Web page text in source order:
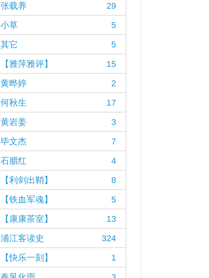
张载养
29
小草
5
其它
5
【雅萍雅评】
15
黄晔婷
2
何秋生
17
黄岩姜
3
毕文杰
7
石腊红
4
【利剑出鞘】
8
【铁血军魂】
5
【康康茶室】
13
浦江客读史
324
【快乐一刻】
1